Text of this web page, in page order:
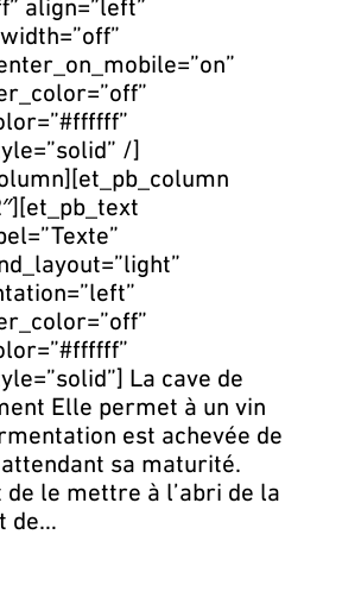
align=”left”
/]
La cave de
Elle permet à un vin
est achevée de
sa maturité.
le mettre à l’abri de la
de…